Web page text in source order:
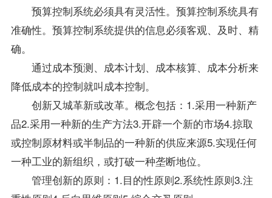
预算控制系统必须具有灵活性。预算控制系统具有
准确性。预算控制系统提供的信息必须客观、及时、精
确。
通过成本预测、成本计划、成本核算、成本分析来
降低成本的控制就叫成本控制。
创新又城革新或改革。概念包括：1.采用一种新产
品2.采用一种新的生产方法3.开辟一个新的市场4.掠取
或控制原材料或半制品的一种新的供应来源5.实现任何
一种工业的新组织，或打破一种垄断地位。
管理创新的原则：1.目的性原则2.系统性原则3.注